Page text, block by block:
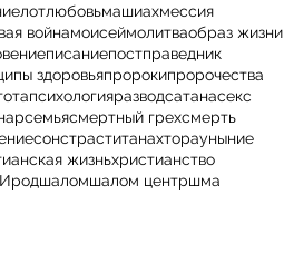
лотлюбовьмашиахмессия
войнамоисеймолитваобраз жизни
писаниепостправедник
здоровьяпророкипророчества
психологияразводсатанасекс
семьясмертный грехсмерть
сонстраститанахторауныние
жизньхристианство
шаломшалом центршма